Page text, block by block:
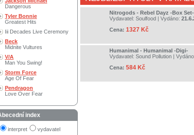
Dangerous
Tyler Bonnie
Greatest Hits
Iii Decades Live Ceremony
Beck
Midnite Vultures
V/A
Man You Swing!
Storm Force
Age Of Fear
Pendragon
Love Over Fear
index
interpret vydavatel
Nitrogods - Rebel Dayz -Box Set-
Vydavatel: Soulfood | Vydáno:
Cena: 1327 Kč
Humanimal - Humanimal -Digi-
Vydavatel: Sound Pollution |
Cena: 584 Kč